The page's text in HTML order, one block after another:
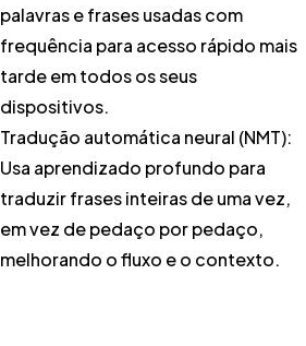
palavras e frases usadas com
frequência para acesso rápido mais
tarde em todos os seus
dispositivos.
Tradução automática neural (NMT):
Usa aprendizado profundo para
traduzir frases inteiras de uma vez,
em vez de pedaço por pedaço,
melhorando o fluxo e o contexto.